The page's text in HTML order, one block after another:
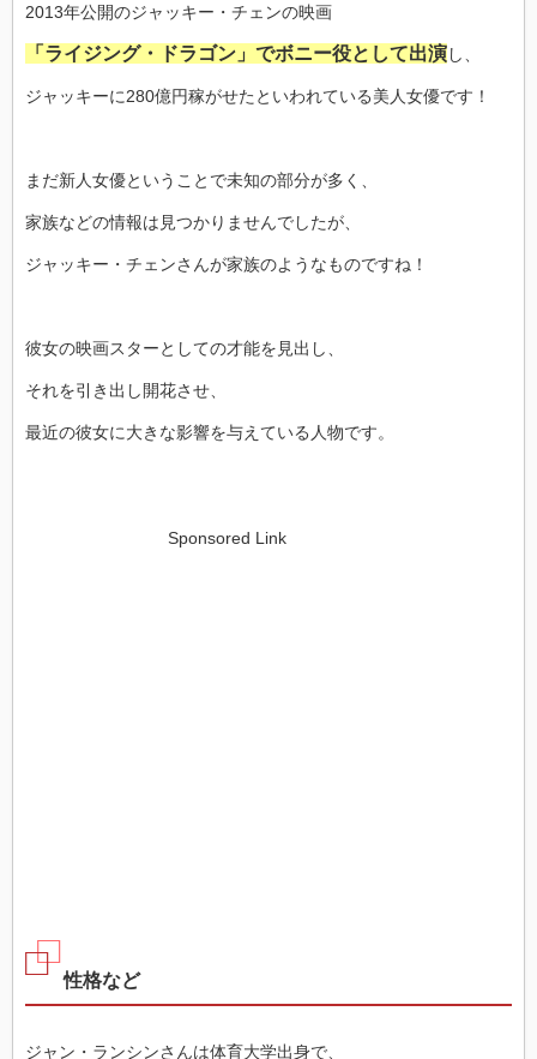
2013年公開のジャッキー・チェンの映画
「ライジング・ドラゴン」でボニー役として出演し、
ジャッキーに280億円稼がせたといわれている美人女優です！
まだ新人女優ということで未知の部分が多く、
家族などの情報は見つかりませんでしたが、
ジャッキー・チェンさんが家族のようなものですね！
彼女の映画スターとしての才能を見出し、
それを引き出し開花させ、
最近の彼女に大きな影響を与えている人物です。
Sponsored Link
性格など
ジャン・ランシンさんは体育大学出身で、